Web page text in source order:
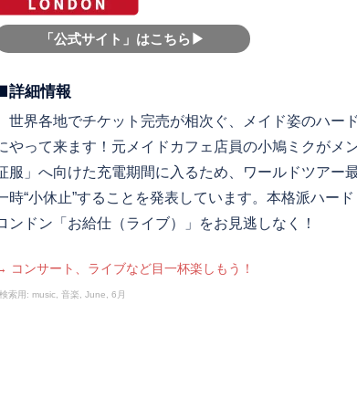
「公式サイト」はこちら▶︎
詳細情報
界各地でチケット完売が相次ぐ、メイド姿のハー
やって来ます！元メイドカフェ店員の小鳩ミクがメ
服」へ向けた充電期間に入るため、ワールドツアー
時“小休止”することを発表しています。本格派ハー
ンドン「お給仕（ライブ）」をお見逃しなく！
コンサート、ライブなど目一杯楽しもう！
索用: music, 音楽, June, 6月